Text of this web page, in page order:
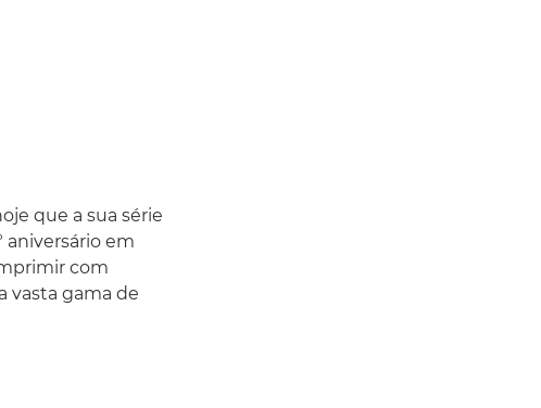
que a sua série
aniversário em
com
vasta gama de